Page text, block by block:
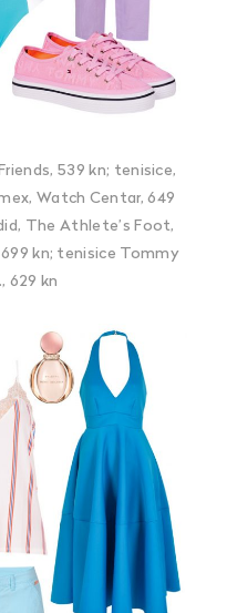
539 kn; tenisice,
Watch Centar, 649
The Athlete’s Foot,
699 kn; tenisice Tommy
629 kn